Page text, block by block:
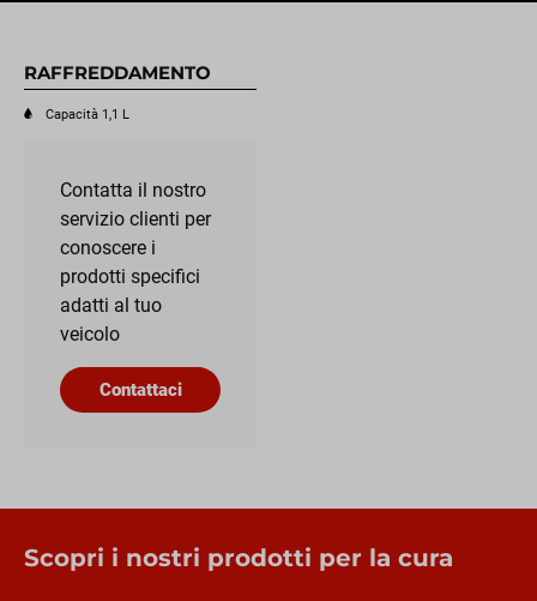
RAFFREDDAMENTO
Capacità 1,1 L
Contatta il nostro
servizio clienti per
conoscere i
prodotti specifici
adatti al tuo
veicolo
Contattaci
Scopri i nostri prodotti per la cura